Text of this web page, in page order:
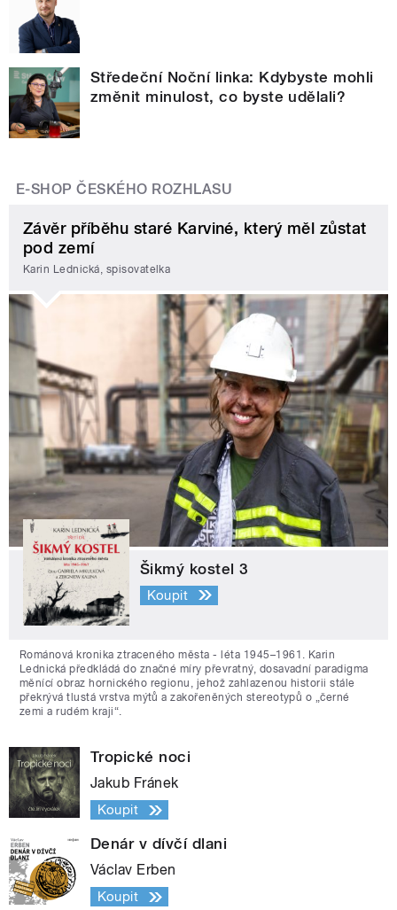
Středeční Noční linka: Kdybyste mohli
změnit minulost, co byste udělali?
E-SHOP ČESKÉHO ROZHLASU
Závěr příběhu staré Karviné, který měl zůstat
pod zemí
Karin Lednická, spisovatelka
Šikmý kostel 3
Koupit
Románová kronika ztraceného města - léta 1945–1961. Karin
Lednická předkládá do značné míry převratný, dosavadní paradigma
měnící obraz hornického regionu, jehož zahlazenou historii stále
překrývá tlustá vrstva mýtů a zakořeněných stereotypů o „černé
zemi a rudém kraji“.
Tropické noci
Jakub Fránek
Koupit
Denár v dívčí dlani
Václav Erben
Koupit